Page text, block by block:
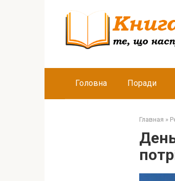
Головна Поради
Главная »